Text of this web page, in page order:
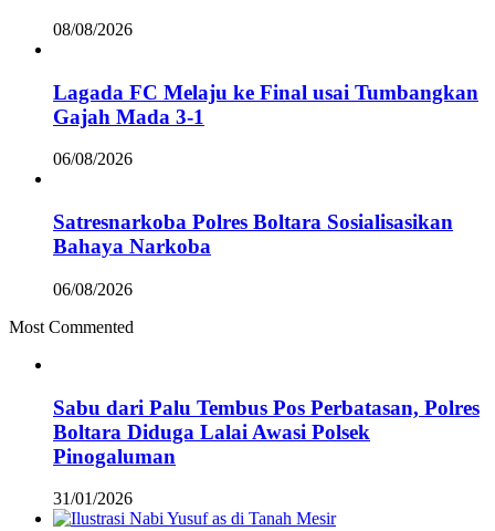
08/08/2026
Lagada FC Melaju ke Final usai Tumbangkan
Gajah Mada 3-1
06/08/2026
Satresnarkoba Polres Boltara Sosialisasikan
Bahaya Narkoba
06/08/2026
Most Commented
Sabu dari Palu Tembus Pos Perbatasan, Polres
Boltara Diduga Lalai Awasi Polsek
Pinogaluman
31/01/2026